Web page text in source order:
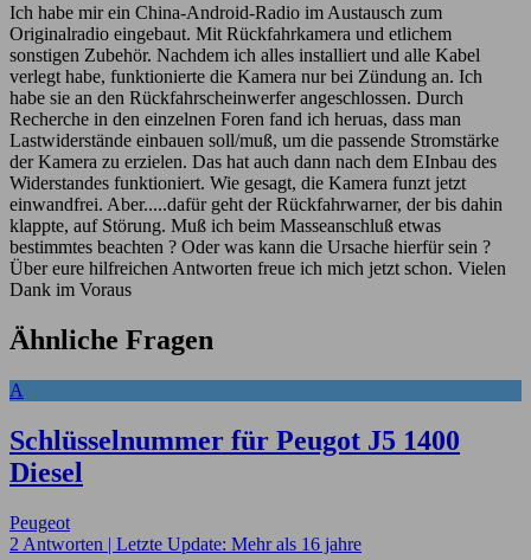
Ich habe mir ein China-Android-Radio im Austausch zum
Originalradio eingebaut. Mit Rückfahrkamera und etlichem
sonstigen Zubehör. Nachdem ich alles installiert und alle Kabel
verlegt habe, funktionierte die Kamera nur bei Zündung an. Ich
habe sie an den Rückfahrscheinwerfer angeschlossen. Durch
Recherche in den einzelnen Foren fand ich heruas, dass man
Lastwiderstände einbauen soll/muß, um die passende Stromstärke
der Kamera zu erzielen. Das hat auch dann nach dem EInbau des
Widerstandes funktioniert. Wie gesagt, die Kamera funzt jetzt
einwandfrei. Aber.....dafür geht der Rückfahrwarner, der bis dahin
klappte, auf Störung. Muß ich beim Masseanschluß etwas
bestimmtes beachten ? Oder was kann die Ursache hierfür sein ?
Über eure hilfreichen Antworten freue ich mich jetzt schon. Vielen
Dank im Voraus
Ähnliche Fragen
A
Schlüsselnummer für Peugot J5 1400
Diesel
Peugeot
2 Antworten | Letzte Update: Mehr als 16 jahre